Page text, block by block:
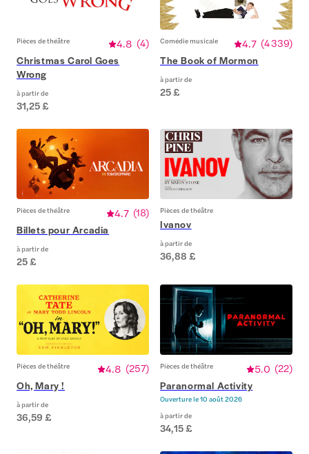
Pièces de théâtre 4.8 (4)
Christmas Carol Goes
Wrong
à partir de
31,25 £
Comédie musicale 4.7 (4 339)
The Book of Mormon
à partir de
25 £
Pièces de théâtre 4.7 (18)
Billets pour Arcadia
à partir de
25 £
Pièces de théâtre
Ivanov
à partir de
36,88 £
Pièces de théâtre 4.8 (257)
Oh, Mary !
à partir de
36,59 £
Pièces de théâtre 5.0 (22)
Paranormal Activity
Ouverture le10 août 2026
à partir de
34,15 £